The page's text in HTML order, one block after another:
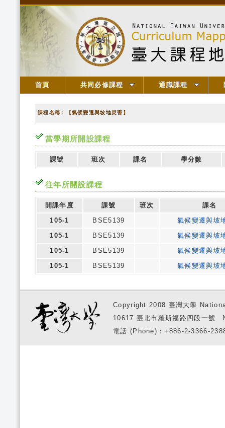
首頁 共同必修課程 通識課程
課程名稱：【氣候變遷與坡地災害】
當學期所開設課程
課號 班次 課名 學分數
往年所開設課程
開課年度 課號 班次
課名
105-1
BSE5139
氣候變遷與坡
105-1
BSE5139
氣候變遷與坡
105-1
BSE5139
氣候變遷與坡
105-1
BSE5139 氣候變遷與坡
Copyright 2008 臺灣大學
10617 臺北市羅斯福路四段一
電話 (Phone)：+886-2-3366-